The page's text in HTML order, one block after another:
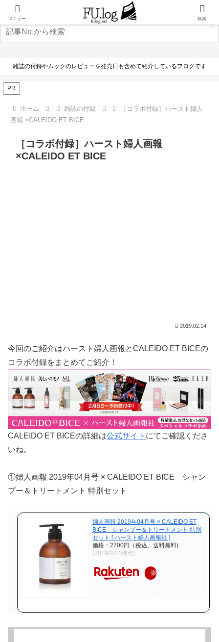
雑誌の付録やムックのレビューを発売日も含めて紹介しているフログです
PR
ホーム 雑誌の付録
［コラボ付録］ハースト婦人
画報 ×CALEIDO ET BICE
［コラボ付録］ハースト婦人画報
×CALEIDO ET BICE
2019.02.14
今回のご紹介はハースト婦人画報とCALEIDO ET BICEの
コラボ付録をまとめてご紹介！
CALEIDO ET BICEの詳細は公式サイト にてご確認くださ
いね。
①婦人画報 2019年04月号 × CALEIDO ET BICE シャン
プー＆トリートメント 特別セット
婦人画報 2019年04月号 × CALEIDO ET
BICE シャンプー＆トリートメント 特別
セット [ ハースト婦人画報社 ]
価格：2700円（税込、送料無料)
(2019/2/14時点)
楽
購
入
メニュー 検索